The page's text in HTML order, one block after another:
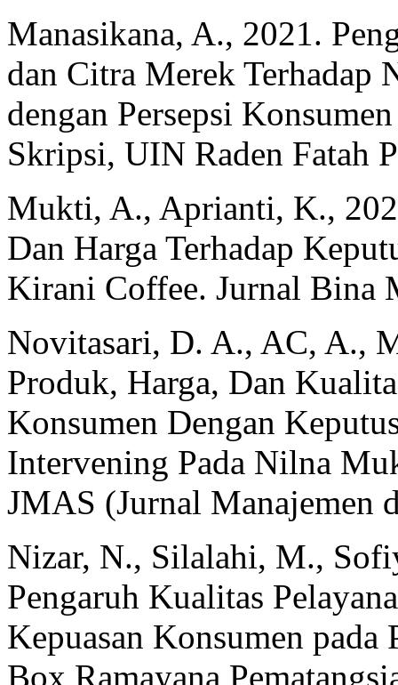
Manasikana, A., 2021.
dan Citra Merek Terhadap
dengan Persepsi
Skripsi, UIN Raden Fatah
Mukti, A., Aprianti, K.,
Dan Harga Terhadap
Kirani Coffee. Jurnal Bina
Novitasari, D. A., AC, A.,
Produk, Harga, Dan
Konsumen Dengan
Intervening Pada Nilna
JMAS (Jurnal Manajemen
Nizar, N., Silalahi, M.,
Pengaruh Kualitas
Kepuasan Konsumen
Box Ramayana